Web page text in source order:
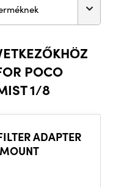
POCO
1/8
ADAPTER